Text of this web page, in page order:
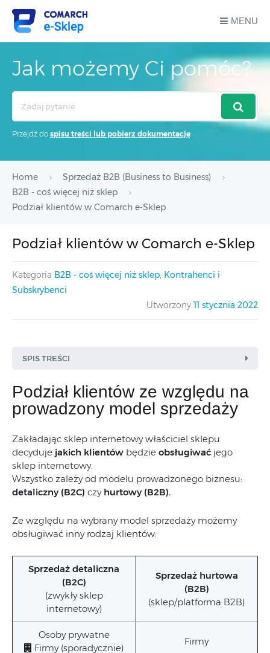
MENU
Jak możemy Ci pomóc?
Przejdź do spisu treści lub pobierz dokumentację
Home
Sprzedaż B2B (Business to Business)
B2B - coś więcej niż sklep
Podział klientów w Comarch e-Sklep
Podział klientów w Comarch e-Sklep
Kategoria B2B - coś więcej niż sklep, Kontrahenci i
Subskrybenci
Utworzony 11 stycznia 2022
SPIS TREŚCI
Podział klientów ze względu na
prowadzony model sprzedaży
Zakładając sklep internetowy właściciel sklepu
decyduje jakich klientów będzie obsługiwać jego
sklep internetowy.
Wszystko zależy od modelu prowadzonego biznesu:
detaliczny (B2C) czy hurtowy (B2B).
Ze względu na wybrany model sprzedaży możemy
obsługiwać inny rodzaj klientów:
Sprzedaż detaliczna
(B2C)
(zwykły sklep
internetowy)
Sprzedaż hurtowa
(B2B)
(sklep/platforma B2B)
Osoby prywatne
Firmy (sporadycznie)
Firmy